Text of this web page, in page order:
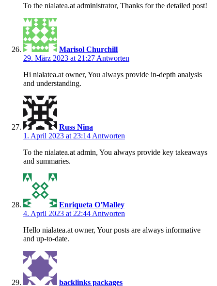
To the nialatea.at administrator, Thanks for the detailed post!
Marisol Churchill
29. März 2023 at 21:27Antworten
Hi nialatea.at owner, You always provide in-depth analysis
and understanding.
Russ Nina
1. April 2023 at 23:14Antworten
To the nialatea.at admin, You always provide key takeaways
and summaries.
Enriqueta O'Malley
4. April 2023 at 22:44Antworten
Hello nialatea.at owner, Your posts are always informative
and up-to-date.
backlinks packages